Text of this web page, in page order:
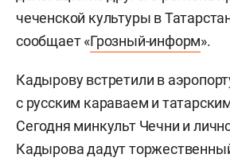
чеченской культуры в
сообщает «Грозный-информ».
Кадырову встретили в
с русским караваем и
Сегодня минкульт Чечни и
Кадырова дадут